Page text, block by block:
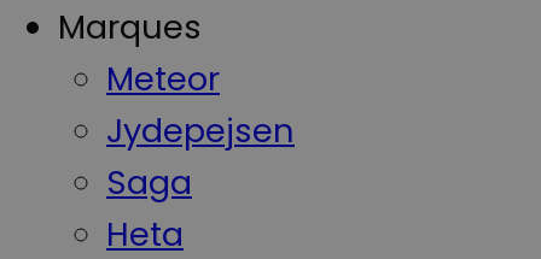
Marques
Meteor
Jydepejsen
Saga
Heta